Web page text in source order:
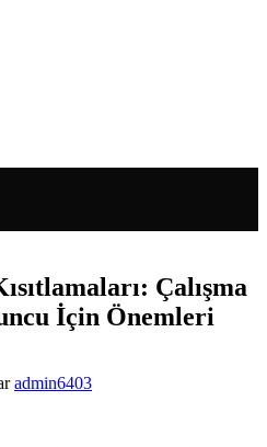
Çalışma
İçin Önemleri
admin6403